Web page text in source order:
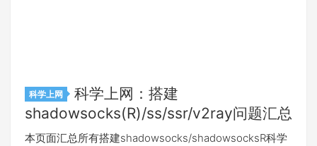
科学上网
科学上网：搭建
shadowsocks(R)/ss/ssr/v2ray问题汇总
本页面汇总所有搭建shadowsocks/shadowsocksR科学